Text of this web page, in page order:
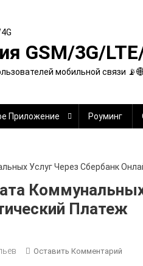
GSM/3G/
мобильной связи
Приложение Роуминг
Платеж
Оставить Комментарий